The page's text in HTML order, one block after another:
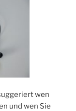
wen
und wen Sie